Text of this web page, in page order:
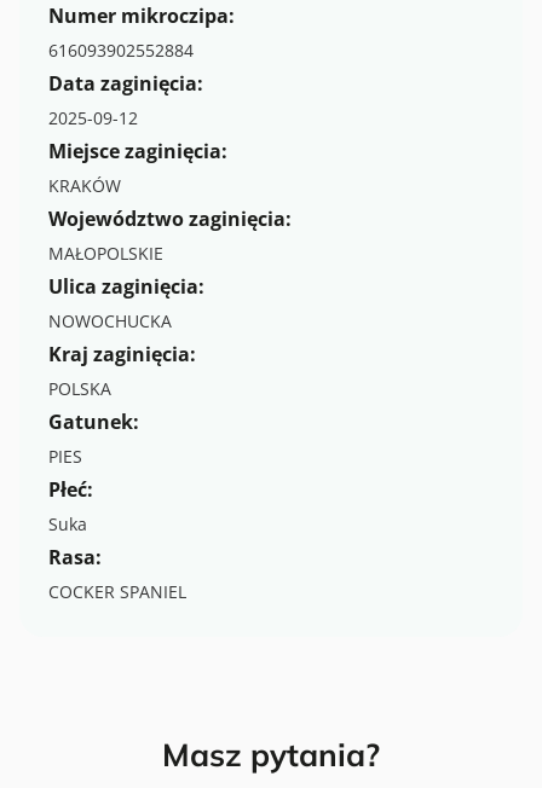
Numer mikroczipa:
616093902552884
Data zaginięcia:
2025-09-12
Miejsce zaginięcia:
KRAKÓW
Województwo zaginięcia:
MAŁOPOLSKIE
Ulica zaginięcia:
NOWOCHUCKA
Kraj zaginięcia:
POLSKA
Gatunek:
PIES
Płeć:
Suka
Rasa:
COCKER SPANIEL
Masz pytania?